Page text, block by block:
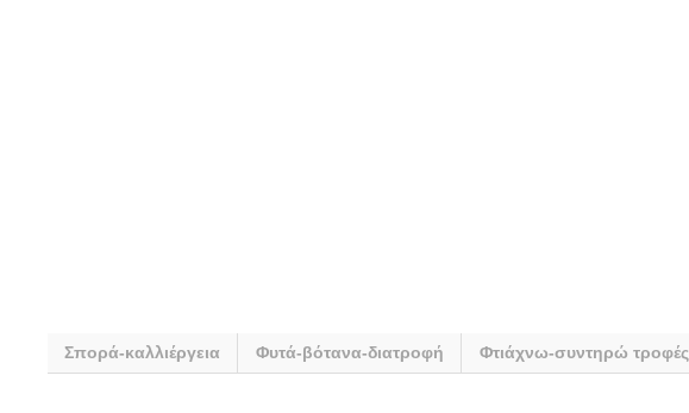
Σπορά-καλλιέργεια Φυτά-βότανα-διατροφή Φτιάχνω-συντηρώ τροφές